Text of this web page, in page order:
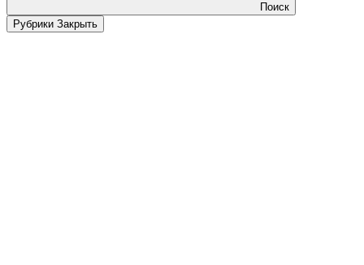
Поиск
Рубрики Закрыть